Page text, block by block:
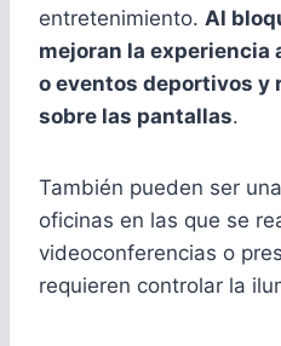
entretenimiento. Al
mejoran la experiencia
o eventos deportivos y
sobre las pantallas.
También pueden ser
oficinas en las que se
videoconferencias o
requieren controlar la